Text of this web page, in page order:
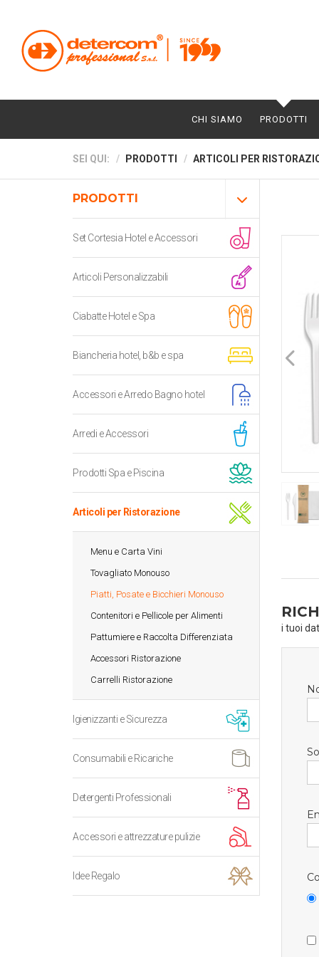
CHI SIAMO PRODOTTI
SEI QUI: PRODOTTI ARTICOLI PER
PRODOTTI
Set Cortesia Hotel e Accessori
Articoli Personalizzabili
Ciabatte Hotel e Spa
Biancheria hotel, b&b e spa
Accessori e Arredo Bagno hotel
Arredi e Accessori
Prodotti Spa e Piscina
Articoli per Ristorazione
Menu e Carta Vini
Tovagliato Monouso
Piatti, Posate e Bicchieri Monouso
Contenitori e Pellicole per Alimenti
Pattumiere e Raccolta Differenziata
Accessori Ristorazione
Carrelli Ristorazione
Igienizzanti e Sicurezza
Consumabili e Ricariche
Detergenti Professionali
Accessori e attrezzature pulizie
Idee Regalo
i tuoi